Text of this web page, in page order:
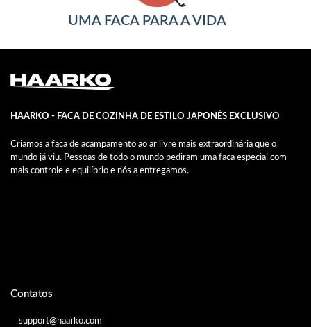
UMA FACA PARA A VIDA
HAARKO - FACA DE COZINHA DE ESTILO JAPONÊS EXCLUSIVO
Criamos a faca de acampamento ao ar livre mais extraordinária que o
mundo já viu. Pessoas de todo o mundo pediram uma faca especial com
mais controle e equilíbrio e nós a entregamos.
Contatos
support@haarko.com